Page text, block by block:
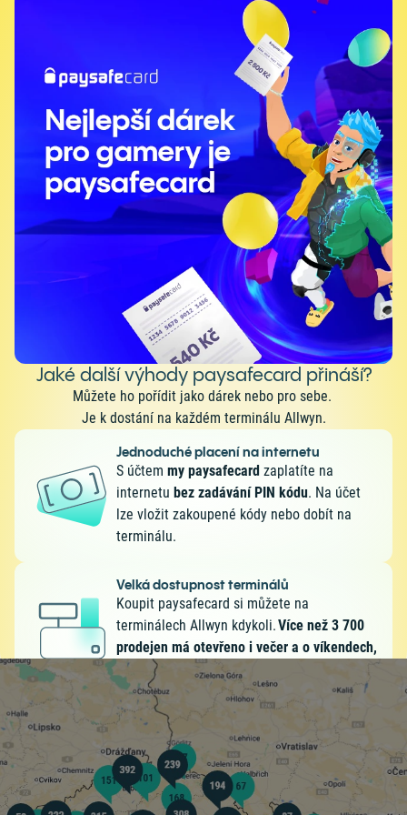
Jaké další výhody paysafecard přináší?
Můžete ho pořídit jako dárek nebo pro sebe.
Je k dostání na každém terminálu Allwyn.
Jednoduché placení na internetu
S účtem my paysafecard zaplatíte na
internetu bez zadávání PIN kódu. Na účet
lze vložit zakoupené kódy nebo dobít na
terminálu.
Velká dostupnost terminálů
Koupit paysafecard si můžete na
terminálech Allwyn kdykoli.Více než 3 700
prodejen má otevřeno i večer a o víkendech,
700 prodejen jede NONSTOP